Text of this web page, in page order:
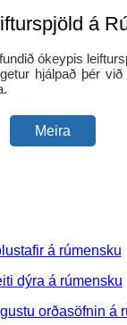
á
ókeypis
hjálpað þér
Meira
á rúmensku
dýra á rúmensku
orðasöfnin á